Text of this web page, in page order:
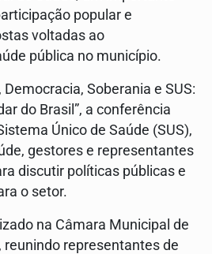
popular e
voltadas ao
pública no município.
Democracia, Soberania e SUS:
do Brasil”, a conferência
Único de Saúde (SUS),
gestores e representantes
discutir políticas públicas e
o setor.
na Câmara Municipal de
reunindo representantes de